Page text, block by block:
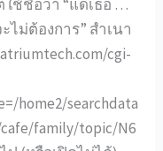
ช้ชื่อว่า “แด่เธอ …
ม่ต้องการ” สำเนา
cgi-
home2/searchdata
family/topic/N6